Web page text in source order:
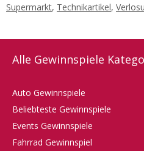
Supermarkt, Technikartikel,
Alle Gewinnspiele
Auto Gewinnspiele
Beliebteste Gewinnspiele
Events Gewinnspiele
Fahrrad Gewinnspiel